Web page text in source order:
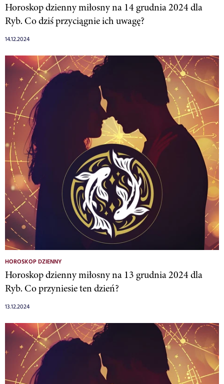
Horoskop dzienny miłosny na 14 grudnia 2024 dla
Ryb. Co dziś przyciągnie ich uwagę?
14.12.2024
HOROSKOP DZIENNY
Horoskop dzienny miłosny na 13 grudnia 2024 dla
Ryb. Co przyniesie ten dzień?
13.12.2024